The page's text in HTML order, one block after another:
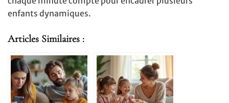
enfants dynamiques.
Articles Similaires :